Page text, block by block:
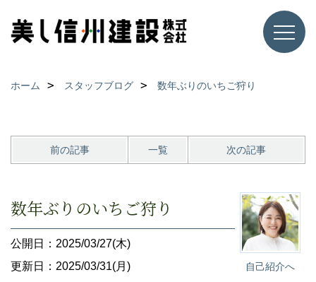
ホーム スタッフブログ 数年ぶりのいちご狩り
前の記事 一覧 次の記事
自己紹介へ
数年ぶりのいちご狩り
公開日：2025/03/27(木)
更新日：2025/03/31(月)